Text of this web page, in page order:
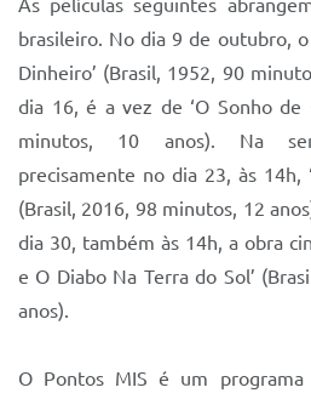
Autarquias
As películas seguintes
brasileiro. No dia 9 de outubro,
Dinheiro’ (Brasil, 1952, 90
dia 16, é a vez de ‘O Sonho de
minutos, 10 anos). Na
precisamente no dia 23, às 14h,
(Brasil, 2016, 98 minutos, 12
dia 30, também às 14h, a obra
e O Diabo Na Terra do Sol’
anos).
O Pontos MIS é um